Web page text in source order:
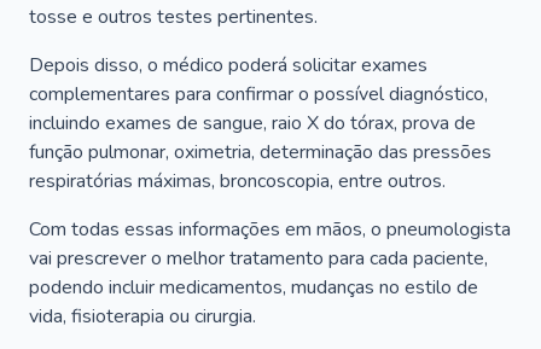
tosse e outros testes pertinentes.
Depois disso, o médico poderá solicitar exames
complementares para confirmar o possível diagnóstico,
incluindo exames de sangue, raio X do tórax, prova de
função pulmonar, oximetria, determinação das pressões
respiratórias máximas, broncoscopia, entre outros.
Com todas essas informações em mãos, o pneumologista
vai prescrever o melhor tratamento para cada paciente,
podendo incluir medicamentos, mudanças no estilo de
vida, fisioterapia ou cirurgia.